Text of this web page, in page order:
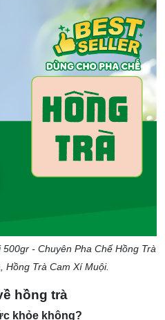
- Chuyên Pha Chế Hồng Trà
Hồng Trà Cam Xí Muội.
hồng trà
khỏe không?